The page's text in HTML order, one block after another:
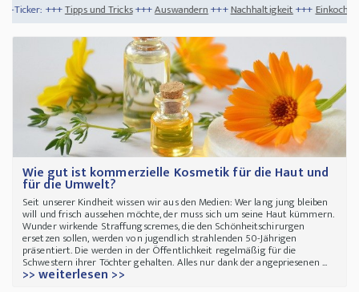
Tricks+++Auswandern+++Nachhaltigkeit+++Einkochen aus dem Garten -
Wie gut ist kommerzielle Kosmetik für die Haut und
für die Umwelt?
Seit unserer Kindheit wissen wir aus den Medien: Wer lang jung bleiben
will und frisch aussehen möchte, der muss sich um seine Haut kümmern.
Wunder wirkende Straffungscremes, die den Schönheitschirurgen
ersetzen sollen, werden von jugendlich strahlenden 50-Jährigen
präsentiert. Die werden in der Öffentlichkeit regelmäßig für die
Schwestern ihrer Töchter gehalten. Alles nur dank der angepriesenen ...
>> weiterlesen >>